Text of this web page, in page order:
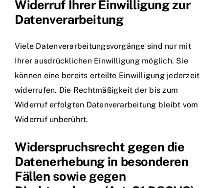
Widerruf Ihrer Einwilligung zur
Datenverarbeitung
Viele Datenverarbeitungsvorgänge sind nur mit
Ihrer ausdrücklichen Einwilligung möglich. Sie
können eine bereits erteilte Einwilligung jederzeit
widerrufen. Die Rechtmäßigkeit der bis zum
Widerruf erfolgten Datenverarbeitung bleibt vom
Widerruf unberührt.
Widerspruchsrecht gegen die
Datenerhebung in besonderen
Fällen sowie gegen